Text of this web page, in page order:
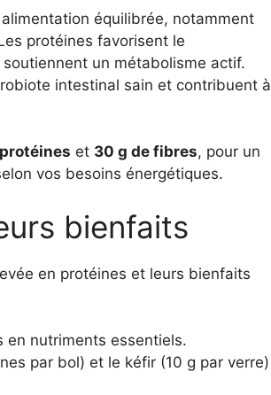
équilibrée, notamment
protéines favorisent le
un métabolisme actif.
intestinal sain et contribuent à
et 30 g de fibres, pour un
vos besoins énergétiques.
bienfaits
en protéines et leurs bienfaits
nutriments essentiels.
par bol) et le kéfir (10 g par verre)